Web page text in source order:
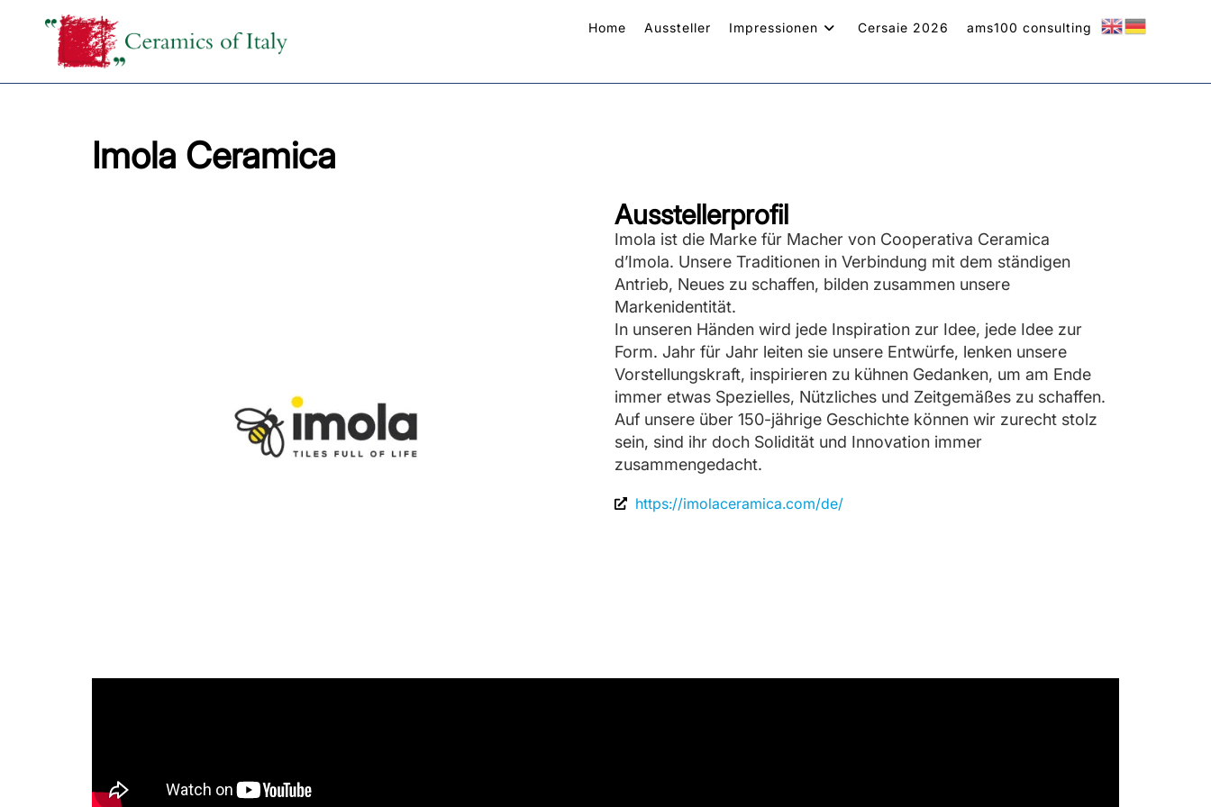
springen
Home Aussteller Impressionen Cersaie 2026 ams100 consulting
Imola Ceramica
Ausstellerprofil
Imola ist die Marke für Macher von Cooperativa Ceramica
d’Imola. Unsere Traditionen in Verbindung mit dem ständigen
Antrieb, Neues zu schaffen, bilden zusammen unsere
Markenidentität.
In unseren Händen wird jede Inspiration zur Idee, jede Idee zur
Form. Jahr für Jahr leiten sie unsere Entwürfe, lenken unsere
Vorstellungskraft, inspirieren zu kühnen Gedanken, um am Ende
immer etwas Spezielles, Nützliches und Zeitgemäßes zu schaffen.
Auf unsere über 150-jährige Geschichte können wir zurecht stolz
sein, sind ihr doch Solidität und Innovation immer
zusammengedacht.
https://imolaceramica.com/de/